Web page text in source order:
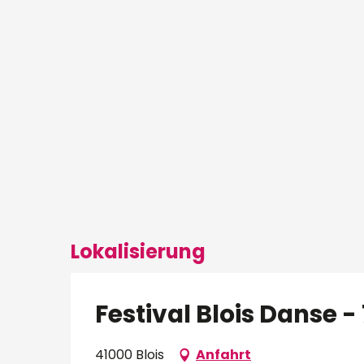
Lokalisierung
Festival Blois Danse
41000 Blois Anfahrt